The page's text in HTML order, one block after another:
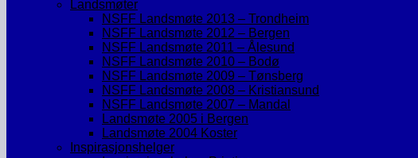
Landsmøter
NSFF Landsmøte 2013 – Trondheim
NSFF Landsmøte 2012 – Bergen
NSFF Landsmøte 2011 – Ålesund
NSFF Landsmøte 2010 – Bodø
NSFF Landsmøte 2009 – Tønsberg
NSFF Landsmøte 2008 – Kristiansund
NSFF Landsmøte 2007 – Mandal
Landsmøte 2005 i Bergen
Landsmøte 2004 Koster
Inspirasjonshelger